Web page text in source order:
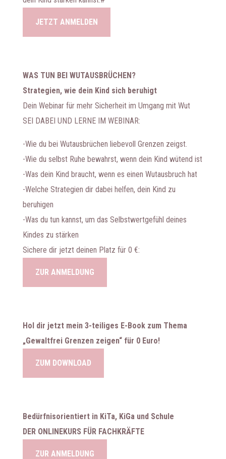
JETZT ANMELDEN
WAS TUN BEI WUTAUSBRÜCHEN?
Strategien, wie dein Kind sich beruhigt
Dein Webinar für mehr Sicherheit im Umgang mit Wut
SEI DABEI UND LERNE IM WEBINAR:
-Wie du bei Wutausbrüchen liebevoll Grenzen zeigst.
-Wie du selbst Ruhe bewahrst, wenn dein Kind wütend ist
-Was dein Kind braucht, wenn es einen Wutausbruch hat
-Welche Strategien dir dabei helfen, dein Kind zu
beruhigen
-Was du tun kannst, um das Selbstwertgefühl deines
Kindes zu stärken
Sichere dir jetzt deinen Platz für 0 €:
ZUR ANMELDUNG
Hol dir jetzt mein 3-teiliges E-Book zum Thema
„Gewaltfrei Grenzen zeigen“ für 0 Euro!
ZUM DOWNLOAD
Bedürfnisorientiert in KiTa, KiGa und Schule
DER ONLINEKURS FÜR FACHKRÄFTE
ZUR ANMELDUNG